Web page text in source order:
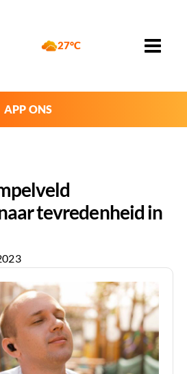
27°C
APP ONS
tevredenheid in